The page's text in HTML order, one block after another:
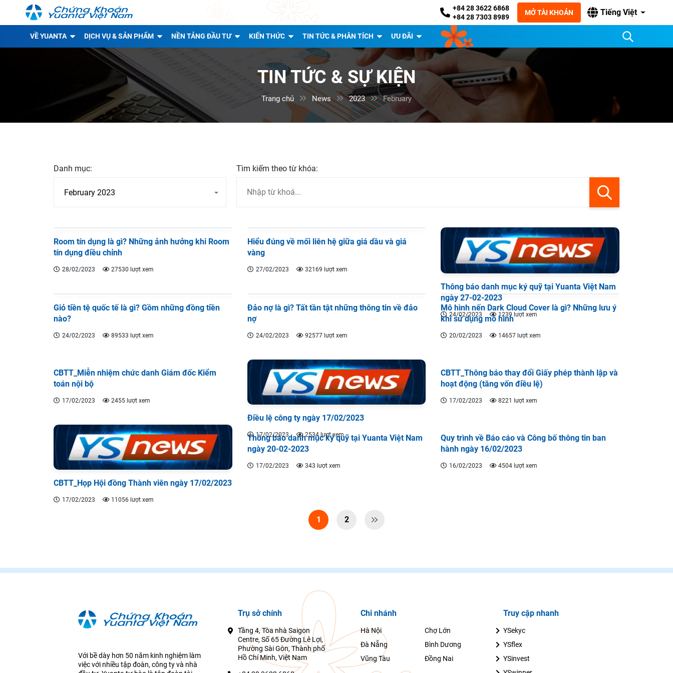
+84 28 3622 6868
+84 28 7303 8989
MỞ TÀI KHOẢN Tiếng Việt
VỀ YUANTA DỊCH VỤ & SẢN PHẨM NỀN TẢNG ĐẦU TƯ KIẾN THỨC TIN TỨC & PHÂN TÍCH ƯU ĐÃI
TIN TỨC & SỰ KIỆN
Trang chủ  News  2023  February
Danh mục: Tìm kiếm theo từ khóa:
Room tín dụng là gì? Những ảnh hưởng khi Room
tín dụng điều chỉnh
28/02/2023 27530 lượt xem
Hiểu đúng về mối liên hệ giữa giá dầu và giá
vàng
27/02/2023 32169 lượt xem
Thông báo danh mục ký quỹ tại Yuanta Việt Nam
ngày 27-02-2023
24/02/2023 1239 lượt xem
Giỏ tiền tệ quốc tế là gì? Gồm những đồng tiền
nào?
24/02/2023 89533 lượt xem
Đảo nợ là gì? Tất tần tật những thông tin về đảo
nợ
24/02/2023 92577 lượt xem
Mô hình nến Dark Cloud Cover là gì? Những lưu ý
khi sử dụng mô hình
20/02/2023 14657 lượt xem
CBTT_Miễn nhiệm chức danh Giám đốc Kiểm
toán nội bộ
17/02/2023 2455 lượt xem
Điều lệ công ty ngày 17/02/2023
17/02/2023 2534 lượt xem
CBTT_Thông báo thay đổi Giấy phép thành lập và
hoạt động (tăng vốn điều lệ)
17/02/2023 8221 lượt xem
CBTT_Họp Hội đồng Thành viên ngày 17/02/2023
17/02/2023 11056 lượt xem
Thông báo danh mục ký quỹ tại Yuanta Việt Nam
ngày 20-02-2023
17/02/2023 343 lượt xem
Quy trình về Báo cáo và Công bố thông tin ban
hành ngày 16/02/2023
16/02/2023 4504 lượt xem
1 2 
Với bề dày hơn 50 năm kinh nghiệm làm
việc với nhiều tập đoàn, công ty và nhà
Trụ sở chính
Tầng 4, Tòa nhà Saigon
Centre, Số 65 Đường Lê Lợi,
Phường Sài Gòn, Thành phố
Hồ Chí Minh, Việt Nam
Chi nhánh
Hà Nội
Chợ Lớn
Đà Nẵng
Bình Dương
Vũng Tàu
Đồng Nai
Truy cập nhanh
YSekyc
YSflex
YSinvest